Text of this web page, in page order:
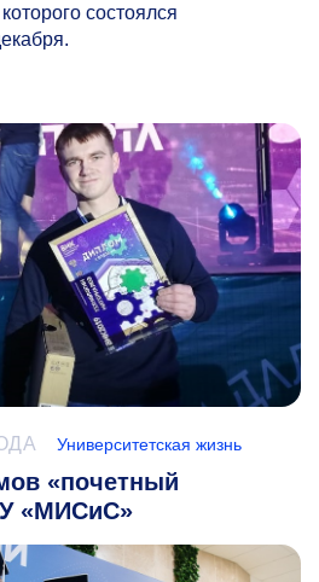
состоялся
Университетская жизнь
«почетный
«МИСиС»